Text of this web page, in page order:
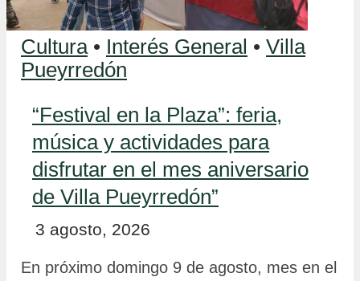
Cultura • Interés General • Villa
Pueyrredón
“Festival en la Plaza”: feria,
música y actividades para
disfrutar en el mes aniversario
de Villa Pueyrredón”
3 agosto, 2026
En próximo domingo 9 de agosto, mes en el